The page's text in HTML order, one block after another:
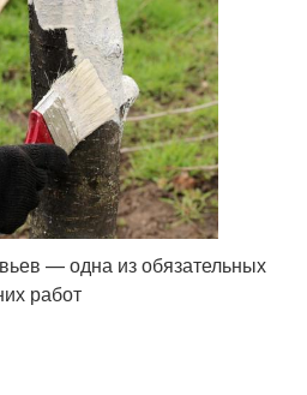
— одна из обязательных
работ